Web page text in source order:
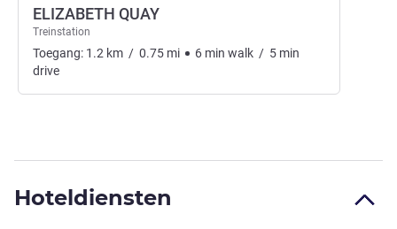
ELIZABETH QUAY
Treinstation
Toegang: 1.2 km / 0.75 mi 6 min walk / 5 min
drive
Hoteldiensten